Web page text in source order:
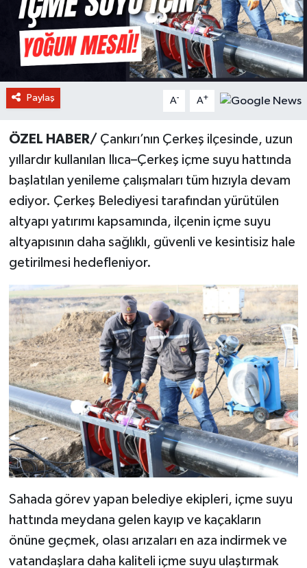
Paylaş A- A+
ÖZEL HABER/ Çankırı’nın Çerkeş ilçesinde, uzun
yıllardır kullanılan Ilıca–Çerkeş içme suyu hattında
başlatılan yenileme çalışmaları tüm hızıyla devam
ediyor. Çerkeş Belediyesi tarafından yürütülen
altyapı yatırımı kapsamında, ilçenin içme suyu
altyapısının daha sağlıklı, güvenli ve kesintisiz hale
getirilmesi hedefleniyor.
Sahada görev yapan belediye ekipleri, içme suyu
hattında meydana gelen kayıp ve kaçakların
önüne geçmek, olası arızaları en aza indirmek ve
vatandaşlara daha kaliteli içme suyu ulaştırmak